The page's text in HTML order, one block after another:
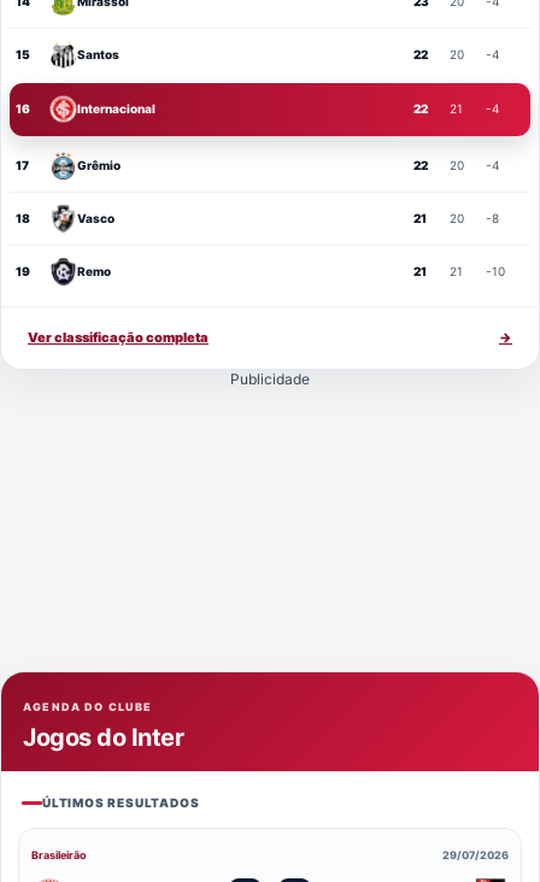
15 Santos 22 20 -4
16 Internacional 22 21 -4
17 Grêmio 22 20 -4
18 Vasco 21 20 -8
19 Remo 21 21 -10
Ver classificação completa →
Publicidade
AGENDA DO CLUBE
Jogos do Inter
ÚLTIMOS RESULTADOS
Brasileirão 29/07/2026